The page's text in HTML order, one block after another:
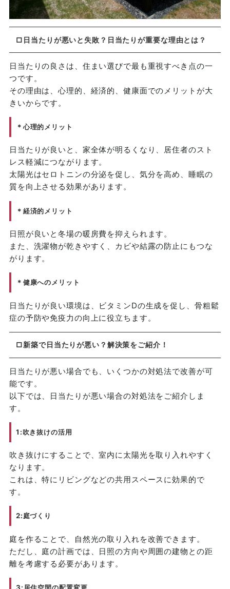
□日当たりが悪いと失敗？日当たりが重要な理由とは？
日当たりの良さは、住まい選びで最も重視すべき点の一
つです。
その理由は、心理的、経済的、健康面でのメリットが大
きいからです。
＊心理的メリット
日当たりが良いと、家全体が明るくなり、居住者のスト
レス軽減につながります。
太陽光はセロトニンの分泌を促し、気分を高め、睡眠の
質を向上させる効果があります。
＊経済的メリット
日照が良いと冬場の暖房費を抑えられます。
また、洗濯物が乾きやすく、カビや結露の防止にもつな
がります。
＊健康へのメリット
日当たりが良い環境は、ビタミンDの生成を促し、骨粗鬆
症の予防や免疫力の向上に役立ちます。
□新築で日当たりが悪い？解決策をご紹介！
日当たりが悪い場合でも、いくつかの対処法で改善が可
能です。
以下では、日当たりが悪い場合の対処法をご紹介しま
す。
1:吹き抜けの活用
吹き抜けにすることで、室内に太陽光を取り入れやすく
なります。
これは、特にリビングなどの共用スペースに効果的で
す。
2:庭づくり
庭を作ることで、自然光の取り入れを改善できます。
ただし、庭の計画では、日照の方向や周囲の建物との距
離を考慮する必要があります。